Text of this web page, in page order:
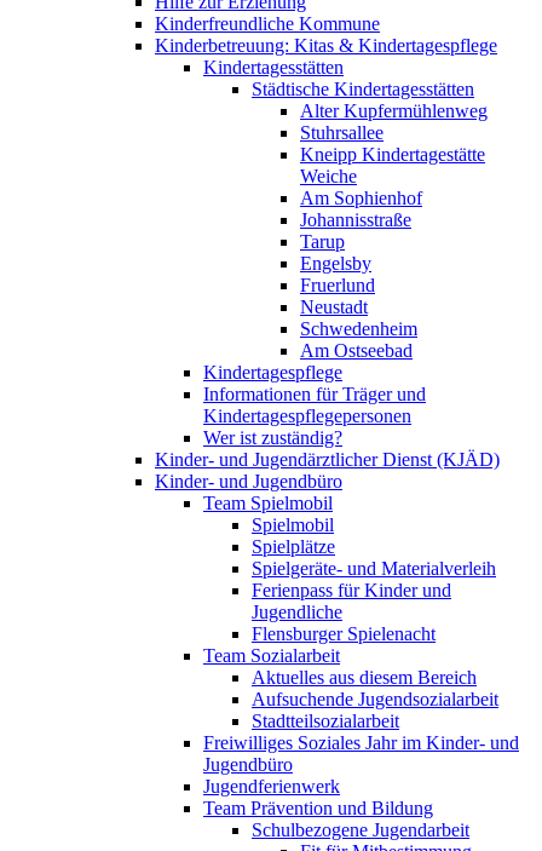
Kinderfreundliche Kommune
Kinderbetreuung: Kitas & Kindertagespflege
Kindertagesstätten
Städtische Kindertagesstätten
Alter Kupfermühlenweg
Stuhrsallee
Kneipp Kindertagestätte
Weiche
Am Sophienhof
Johannisstraße
Tarup
Engelsby
Fruerlund
Neustadt
Schwedenheim
Am Ostseebad
Kindertagespflege
Informationen für Träger und
Kindertagespflegepersonen
Wer ist zuständig?
Kinder- und Jugendärztlicher Dienst (KJÄD)
Kinder- und Jugendbüro
Team Spielmobil
Spielmobil
Spielplätze
Spielgeräte- und Materialverleih
Ferienpass für Kinder und
Jugendliche
Flensburger Spielenacht
Team Sozialarbeit
Aktuelles aus diesem Bereich
Aufsuchende Jugendsozialarbeit
Stadtteilsozialarbeit
Freiwilliges Soziales Jahr im Kinder- und
Jugendbüro
Jugendferienwerk
Team Prävention und Bildung
Schulbezogene Jugendarbeit